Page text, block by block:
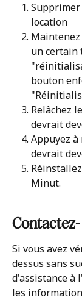
Supprimer
location
un certain
bouton
Relâchez
devrait
Appuyez
devrait
Minut.
Si vous avez
dessus sans
d'assistance à
les